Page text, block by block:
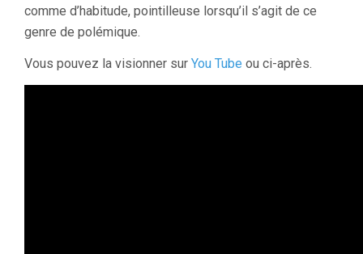
comme d’habitude, pointilleuse lorsqu’il s’agit de ce
genre de polémique.
Vous pouvez la visionner sur You Tube ou ci-après.